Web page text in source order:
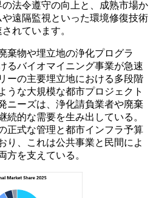
法令遵守の向上と、成熟市場か
遠隔監視といった環境修復技術
れています。
棄物や埋立地の浄化プログラ
るバイオマイニング事業が急速
ーの主要埋立地における多段階
うな大規模な都市プロジェクト
ニーズは、浄化請負業者や廃棄
続的な需要を生み出している。
正式な管理と都市インフラ予算
り、これは公共事業と民間によ
方を支えている。